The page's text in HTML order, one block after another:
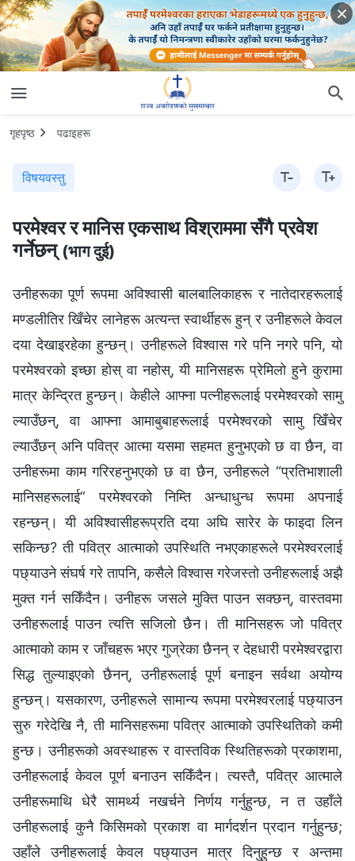
गृहपृष्ठ पढाइहरू
विषयवस्तु
परमेश्‍वर र मानिस एकसाथ विश्राममा सँगै प्रवेश
गर्नेछन् (भाग दुई)
उनीहरूका पूर्ण रूपमा अविश्‍वासी बालबालिकाहरू र नातेदारहरूलाई
मण्डलीतिर खिँचेर लानेहरू अत्यन्त स्वार्थीहरू हुन् र उनीहरूले केवल
दया देखाइरहेका हुन्छन्। उनीहरूले विश्‍वास गरे पनि नगरे पनि, यो
परमेश्‍वरको इच्छा होस् वा नहोस्, यी मानिसहरू प्रेमिलो हुने कुरामा
मात्र केन्द्रित हुन्छन्। केहीले आफ्ना पत्‍नीहरूलाई परमेश्‍वरको सामु
ल्याउँछन्, वा आफ्ना आमाबुबाहरूलाई परमेश्‍वरको सामु खिँचेर
ल्याउँछन् अनि पवित्र आत्मा यसमा सहमत हुनुभएको छ वा छैन, वा
उनीहरूमा काम गरिरहनुभएको छ वा छैन, उनीहरूले “प्रतिभाशाली
मानिसहरूलाई” परमेश्‍वरको निम्ति अन्धाधुन्ध रूपमा अपनाई
रहन्छन्। यी अविश्‍वासीहरूप्रति दया अघि सारेर के फाइदा लिन
सकिन्छ? ती पवित्र आत्माको उपस्थिति नभएकाहरूले परमेश्‍वरलाई
पछ्याउने संघर्ष गरे तापनि, कसैले विश्‍वास गरेजस्तो उनीहरूलाई अझै
मुक्त गर्न सकिँदैन। उनीहरू जसले मुक्ति पाउन सक्छन्, वास्तवमा
उनीहरूलाई पाउन त्यत्ति सजिलो छैन। ती मानिसहरू जो पवित्र
आत्माको काम र जाँचहरू भएर गुज्रेका छैनन् र देहधारी परमेश्‍वरद्वारा
सिद्ध तुल्याइएको छैनन्, उनीहरूलाई पूर्ण बनाइन सर्वथा अयोग्य
हुन्छन्। यसकारण, उनीहरूले सामान्य रूपमा परमेश्‍वरलाई पछ्याउन
सुरु गरेदेखि नै, ती मानिसहरूमा पवित्र आत्माको उपस्थितिको कमी
हुन्छ। उनीहरूको अवस्थाहरू र वास्तविक स्थितिहरूको प्रकाशमा,
उनीहरूलाई केवल पूर्ण बनाउन सकिँदैन। त्यस्तै, पवित्र आत्माले
उनीहरूमाथि धेरै सामर्थ्य नखर्चने निर्णय गर्नुहुन्छ, न त उहाँले
उनीहरूलाई कुनै किसिमको प्रकाश वा मार्गदर्शन प्रदान गर्नुहुन्छ;
उहाँले उनीहरूलाई केवल पछ्याउन मात्र दिनुहुन्छ र अन्तमा